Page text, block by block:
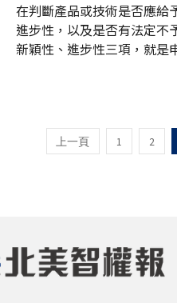
在判斷產品或技術是否應給
進步性，以及是否有法定不
新穎性、進步性三項，就是
novelty（新穎性）、non-
1 2